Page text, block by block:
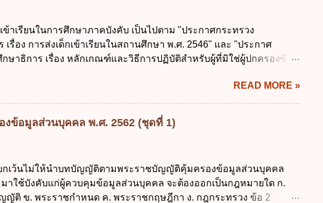
บประมาณให้เกิดความคุ้มค่าและเป็นไปตามเป้าหมาย ข้อ 3 ข้อใดกล่าว
กเปลี่ยนข้อมูลกลาง ค. กำหนดสิทธิ หน้าที่ และความรับผิดชอบในการ
ารข้อมูลของหน่วยงานของรัฐ ง. กำหนดกรอบและทิศทางการบริหารงาน
การจัดทำบริการสาธารณะในรูปแบบดิจิทัล ข้อ 4 กรรมการพัฒนารัฐบาล
ข้าเรียนในการศึกษาภาคบังคับ เป็นไปตาม "ประกาศกระทรวง
เรื่อง การส่งเด็กเข้าเรียนในสถานศึกษา พ.ศ. 2546" และ "ประกาศ
กษาธิการ เรื่อง หลักเกณฑ์และวิธีการปฏิบัติสำหรับผู้ที่มิใช่ผู้ปกครองซึ่งมี
ภาคบังคับ พ.ศ. 2545 ซึ่งเป็นกฎหมายที่มีโทษทางอาญา โดยมีสาระสำคัญ
า "เด็ก" หมายถึง เด็กซึ่งมีอายุย่างเข้าปีที่ 7 จนถึงอายุย่างเข้าปีที่ 16 เว้น
อบได้ชั้นปีที่ 9 ของการศึกษาภาคบังคับแล้ว 2. ผู้ปกครอง คือ 2.1 บิดา
บิดาหรือมารดา ซึ่งเป็นผู้ใช้อำนาจปกครอง 2.3 ผู้ปกครองตาม
หมายแพ่งและพาณิชย์ 2.4 บุคคลที่เด็กอยู่ด้วยเป็นประจำหรือที่เด็กอยู่
เรียนภาคต้น (ภาคเรียนที่ 1) 4. กรณีผู้ปกครองยังไม่ได้ส่งเด็กเข้าเรียน
น นับแต่วันแรกของการเปิดเรียนภาคต้น ถ้าสถานศึกษายังมิไ...
READ MORE »
ข้อมูลส่วนบุคคล พ.ศ. 2562 (ชุดที่ 1)
กเว้นไม่ให้นำบทบัญญัติตามพระราชบัญญัติคุ้มครองข้อมูลส่วนบุคคล
มาใช้บังคับแก่ผู้ควบคุมข้อมูลส่วนบุคคล จะต้องออกเป็นกฎหมายใด ก.
ญัติ ข. พระราชกำหนด ค. พระราชกฤษฎีกา ง. กฎกระทรวง ข้อ 2